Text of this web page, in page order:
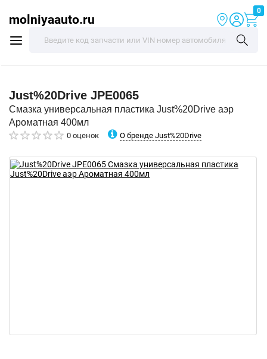
molniyaauto.ru
0
Just%20Drive JPE0065
Смазка универсальная пластика Just%20Drive аэр
Ароматная 400мл
0 оценок О бренде Just%20Drive